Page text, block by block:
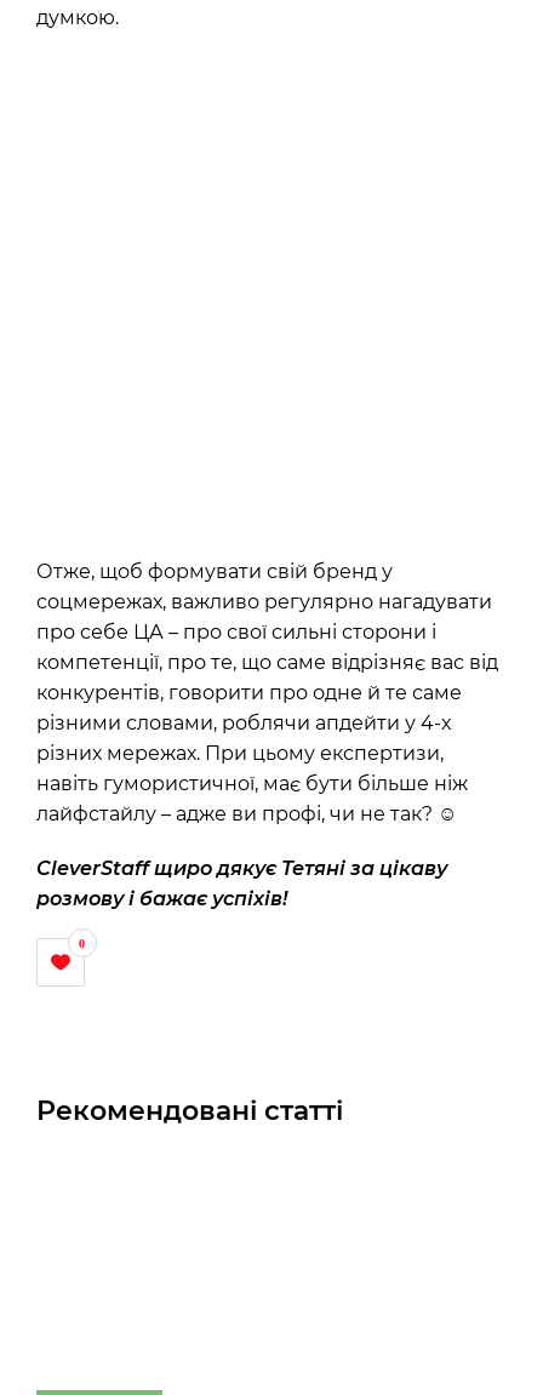
думкою.
Отже, щоб формувати свій бренд у
соцмережах, важливо регулярно нагадувати
про себе ЦА – про свої сильні сторони і
компетенції, про те, що саме відрізняє вас від
конкурентів, говорити про одне й те саме
різними словами, роблячи апдейти у 4-х
різних мережах. При цьому експертизи,
навіть гумористичної, має бути більше ніж
лайфстайлу – адже ви профі, чи не так? ☺
CleverStaff щиро дякує Тетяні за цікаву
розмову і бажає успіхів!
0
Рекомендовані статті